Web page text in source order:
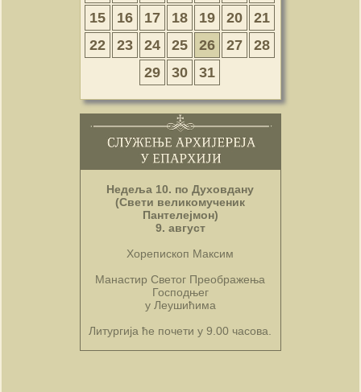
15
16 17 18 19 20
21
22
23 24 25 26 27
28
29
30 31
Недеља 10. по Духовдану
(Свети великомученик
Пантелејмон)
9. август
Хорепископ Максим
Манастир Светог Преображења
Господњег
у Леушићима
Литургија ће почети у 9.00 часова.